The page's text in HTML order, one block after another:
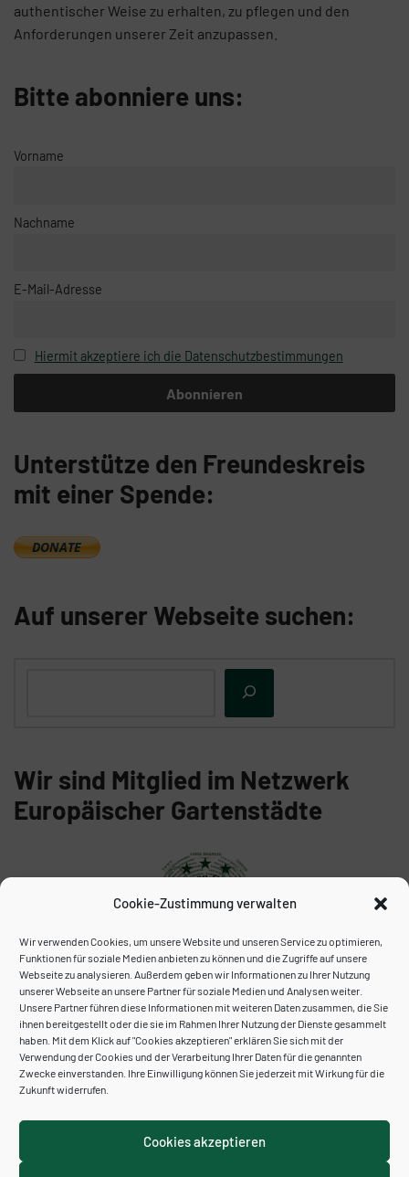
Cookie-Zustimmung verwalten
Wir verwenden Cookies, um unsere Website und unseren Service zu optimieren,
Funktionen für soziale Medien anbieten zu können und die Zugriffe auf unsere
Webseite zu analysieren. Außerdem geben wir Informationen zu Ihrer Nutzung
unserer Webseite an unsere Partner für soziale Medien und Analysen weiter.
Unsere Partner führen diese Informationen mit weiteren Daten zusammen, die Sie
ihnen bereitgestellt oder die sie im Rahmen Ihrer Nutzung der Dienste gesammelt
haben. Mit dem Klick auf "Cookies akzeptieren" erklären Sie sich mit der
Verwendung der Cookies und der Verarbeitung Ihrer Daten für die genannten
Zwecke einverstanden. Ihre Einwilligung können Sie jederzeit mit Wirkung für die
Zukunft widerrufen.
Cookies akzeptieren
authentischer Weise zu erhalten, zu pflegen und den
Anforderungen unserer Zeit anzupassen.
Bitte abonniere uns:
Vorname
Nachname
E-Mail-Adresse
Hiermit akzeptiere ich die Datenschutzbestimmungen
Unterstütze den Freundeskreis
mit einer Spende:
Auf unserer Webseite suchen:
Wir sind Mitglied im Netzwerk
Europäischer Gartenstädte
Unser Archiv: